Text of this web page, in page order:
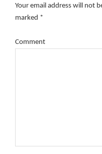
Your email address will not
marked *
Comment